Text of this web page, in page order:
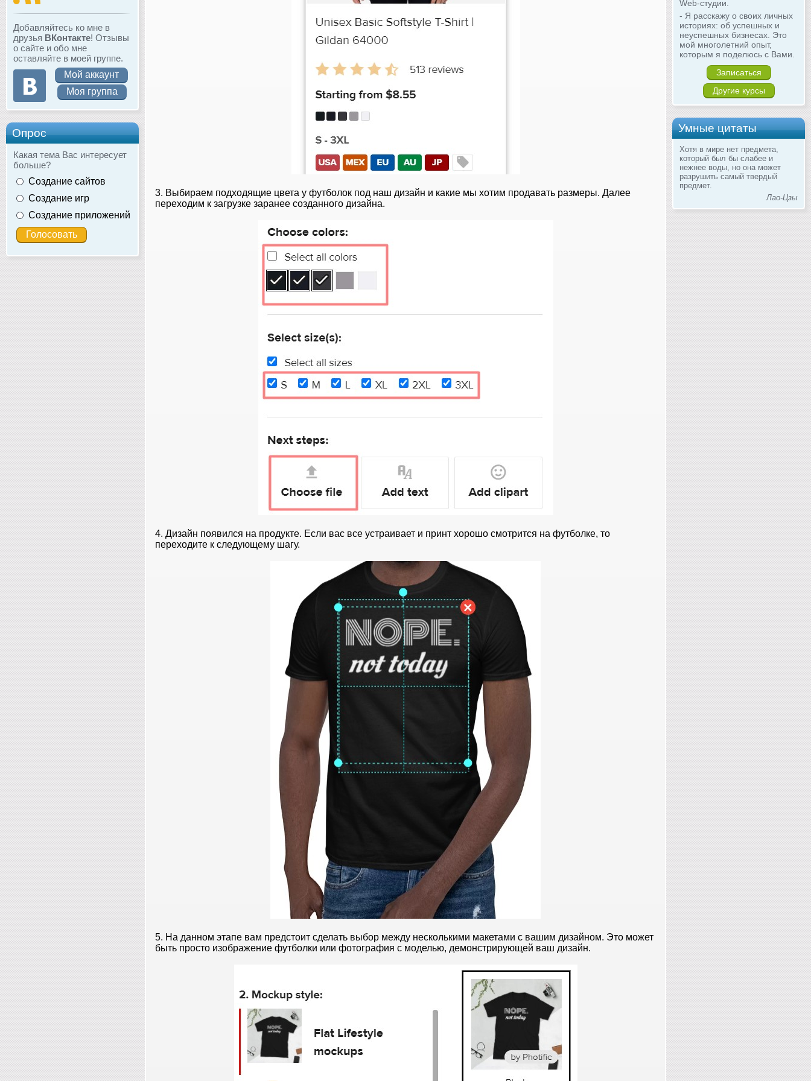
Добавляйтесь ко мне в
друзья ВКонтакте! Отзывы
о сайте и обо мне
оставляйте в моей группе.
Мой аккаунт
Моя группа
Опрос
Какая тема Вас интересует
больше?
Создание сайтов
Создание игр
Создание приложений
Web-студии.
- Я расскажу о своих личных
историях: об успешных и
неуспешных бизнесах. Это
мой многолетний опыт,
которым я поделюсь с Вами.
Записаться
Другие курсы
Умные цитаты
Хотя в мире нет предмета,
который был бы слабее и
нежнее воды, но она может
разрушить самый твердый
предмет.
Лао-Цзы
3. Выбираем подходящие цвета у футболок под наш дизайн и какие мы хотим продавать размеры. Далее
переходим к загрузке заранее созданного дизайна.
4. Дизайн появился на продукте. Если вас все устраивает и принт хорошо смотрится на футболке, то
переходите к следующему шагу.
5. На данном этапе вам предстоит сделать выбор между несколькими макетами с вашим дизайном. Это может
быть просто изображение футболки или фотография с моделью, демонстрирующей ваш дизайн.